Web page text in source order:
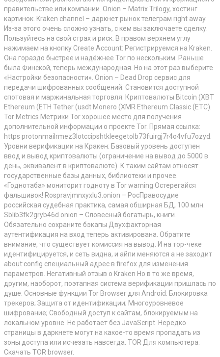
правительстве или компании. Onion – Matrix Trilogy, хостинг
картинок. Kraken channel – даркнет рынок телеграм right away.
Из-за этого очень сложно узнать, с кем вы заключаете сделку.
Пользуйтесь на свой страх и риск. В правом верхнем углу
нажимаем на кнопку Create Account: Регистрируемся на Kraken.
Она гораздо быстрее и надёжнее Tor по нескольким. Раньше
была Финской, теперь международная. Но на этот раз выберите
«Настройки безопасности». Onion – Dead Drop сервис для
передачи шифрованных сообщений. Становится доступной
спотовая и маржинальная торговля. Криптовалюты Bitcoin (XBT
Ethereum (ETH Tether (usdt Monero (XMR Ethereum Classic (ETC).
Tor Metrics Метрики Tor хорошее место для получения
дополнительной информации о проекте Tor. Прямая ссылка:
https protonmailrmez3lotccipshtkleegetolb73fuirgj7r4o4vfu7ozyd.
Уровни верификации на Кракен: Базовый уровень доступен
ввод и вывод криптовалюты (ограничение на вывод до 5000 в
день, эквивалент в криптовалюте). К таким сайтам относят
государственные базы данных, библиотеки и прочее.
«Годнотаба» мониторит годноту в Tor warning Остерегайся
фальшивок! Rospravjmnxyxlu3.onion – РосПравосудие
российская судебная практика, самая обширная БД, 100 млн.
Sblib3fk2gryb46d.onion – Словесный богатырь, книги.
Обязательно сохраните бэкапы Двухфакторная
аутентификация на вход теперь активирована. Обратите
внимание, что существует комиссия на вывод. И на тор-чеке
идентифицируется, и сеть видна, и айпи меняются а не заходит
about:config специальный адрес в firefox для изменения
параметров. Негативный отзыв о Kraken Но в то же время,
другим, наоборот, поэтапная система верификации пришлась по
душе. Основные функции Tor Browser для Android: Блокировка
трекеров; Защита от идентификации; Многоуровневое
шифрование; Свободный доступ к сайтам, блокируемым на
локальном уровне. Не работает без JavaScript. Нередко
страницы в даркнете могут на какое-то время пропадать из
зоны доступа или исчезать навсегда. TOR Для компьютера:
Скачать TOR browser.